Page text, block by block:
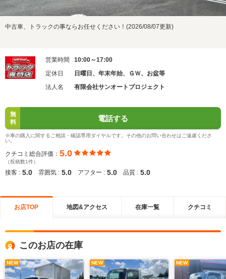
中古車、トラックの事ならお任せください！(2026/08/07更新)
営業時間
10:00～17:00
定休日
日曜日、年末年始、ＧＷ、お盆等
法人名
有限会社サンオートプロジェクト
無
料
電話する
※車の購入に関するご相談・確認専用ダイヤルです。その他のお問い合わせはご遠慮くださ
い。
クチコミ総合評価： 5.0
（投稿数1件）
接客 : 5.0 雰囲気 : 5.0 アフター : 5.0 品質 : 5.0
お店TOP 地図&アクセス 在庫一覧 クチコミ
このお店の在庫
NEW NEW NEW